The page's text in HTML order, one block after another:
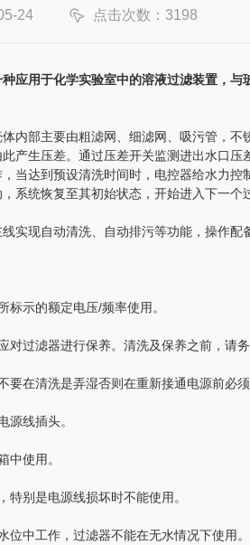
24 点击次数：3198
应用于化学实验室中的溶液过滤装置，
部主要由粗滤网、细滤网、吸污管，不
产生压差。通过压差开关监测进出水口
当达到预设清洗时间时，电控器给水力
系统恢复至其初始状态，开始进入下一个
现自动清洗、自动排污等功能，操作配
示的额定电压/频率使用。
过滤器进行保养。清洗及保养之前，请
在清洗是弄湿否则在重新接通电源前必
线插头。
使用。
别是电源线损坏时不能使用。
中工作，过滤器不能在无水情况下使用。